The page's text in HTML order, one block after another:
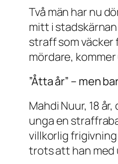
Två män har nu
mitt i
straff som väcker
mördare,
”Åtta år” – men
Mahdi Nuur, 18
unga en
villkorlig
trots att han med